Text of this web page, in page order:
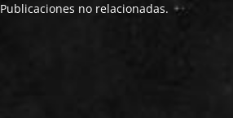
Publicaciones no relacionadas.